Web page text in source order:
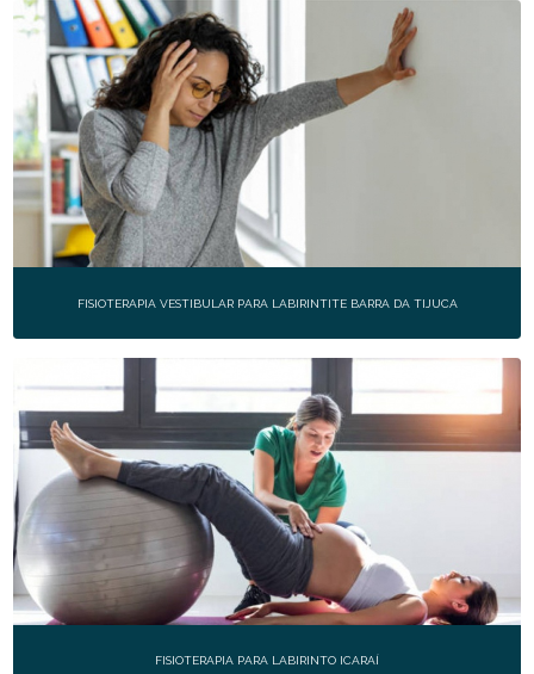
FISIOTERAPIA PARA LABIRINTO ICARAÍ
FISIOTERAPIA VESTIBULAR PARA LABIRINTITE BARRA DA TIJUCA